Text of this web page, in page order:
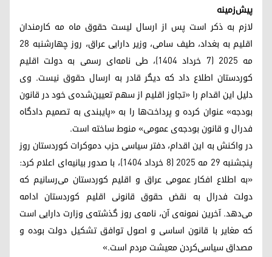
پیش‌زمینه
لازم به ذکر است پس از ارسال لیست حقوق ماه مه کارمندان
اقلیم به بغداد، طیف سامی، وزیر دارایی عراق، روز چهارشنبه ۲۸
مه ۲۰۲۵ (۷ خرداد ۱۴۰۴)، طی نامه‌ای رسمی به دولت اقلیم
کوردستان اطلاع داد که دیگر قادر به ارسال حقوق نیست. وی
دلیل این اقدام را «تجاوز اقلیم از سهم تعیین‌شده‌ی خود در قانون
بودجه» عنوان کرده و پرداخت‌ها را به «پایبندی به تصمیم دادگاه
فدرال و قانون بودجه‌ی عمومی» منوط ساخته است.
در واکنش به این اقدام، دفتر سیاسی حزب دموکرات کوردستان روز
پنجشنبه ۲۹ مه ۲۰۲۵ (۸ خرداد ۱۴۰۴)، با صدور بیانیه‌ای اعلام کرد:
«به اطلاع افکار عمومی عراق و اقلیم کوردستان می‌رسانیم که
دولت فدرال به نقض حقوق قانونی اقلیم کوردستان ادامه
می‌دهد. آخرین نمونه‌ی آن، نامه‌ی روز گذشته‌ی وزارت دارایی است
که مغایر با قانون اساسی و اصول توافق تشکیل دولت بوده و
مصداق سیاسی‌کردن معیشت مردم است.»